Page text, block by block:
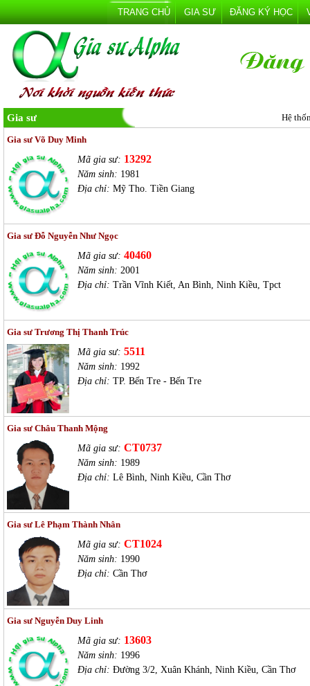
TRANG CHỦ GIA SƯ ĐĂNG KÝ HỌC
Gia sư Hệ
Gia sư Võ Duy Minh
Mã gia sư: 13292
Năm sinh: 1981
Địa chỉ: Mỹ Tho. Tiền Giang
Gia sư Đỗ Nguyễn Như Ngọc
Mã gia sư: 40460
Năm sinh: 2001
Địa chỉ: Trần Vĩnh Kiết, An Bình, Ninh Kiều, Tpct
Gia sư Trương Thị Thanh Trúc
Mã gia sư: 5511
Năm sinh: 1992
Địa chỉ: TP. Bến Tre - Bến Tre
Gia sư Châu Thanh Mộng
Mã gia sư: CT0737
Năm sinh: 1989
Địa chỉ: Lê Bình, Ninh Kiều, Cần Thơ
Gia sư Lê Phạm Thành Nhân
Mã gia sư: CT1024
Năm sinh: 1990
Địa chỉ: Cần Thơ
Gia sư Nguyễn Duy Linh
Mã gia sư: 13603
Năm sinh: 1996
Địa chỉ: Đường 3/2, Xuân Khánh, Ninh Kiều, Cần Thơ